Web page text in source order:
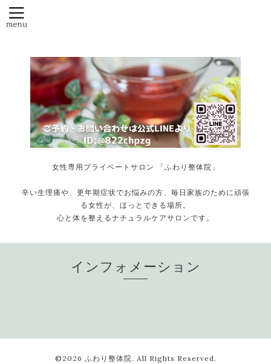
女性専用プライベートサロン 「ふわり整体院」
辛い生理痛や、更年期症状でお悩みの方、毎日家族のために頑張
る女性が、ほっとできる場所。
心と体を整えるナチュラルケアサロンです。
インフォメーション
©2026 ふわり整体院. All Rights Reserved.